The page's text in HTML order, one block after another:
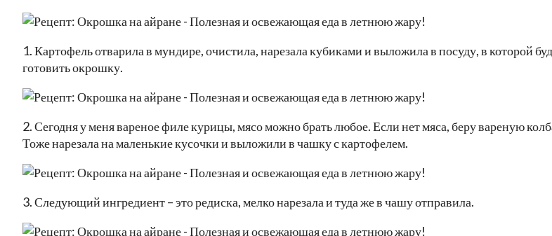
1. Картофель отварила в мундире, очистила, нарезала кубиками и выложила в посуду, в которой
готовить окрошку.
2. Сегодня у меня вареное филе курицы, мясо можно брать любое. Если нет мяса, беру вареную
Тоже нарезала на маленькие кусочки и выложили в чашку с картофелем.
3. Следующий ингредиент – это редиска, мелко нарезала и туда же в чашу отправила.